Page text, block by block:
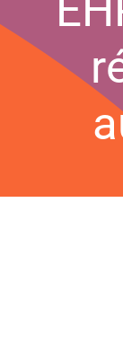
Blog
Contact